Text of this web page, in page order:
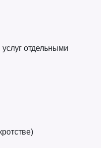
отдельными